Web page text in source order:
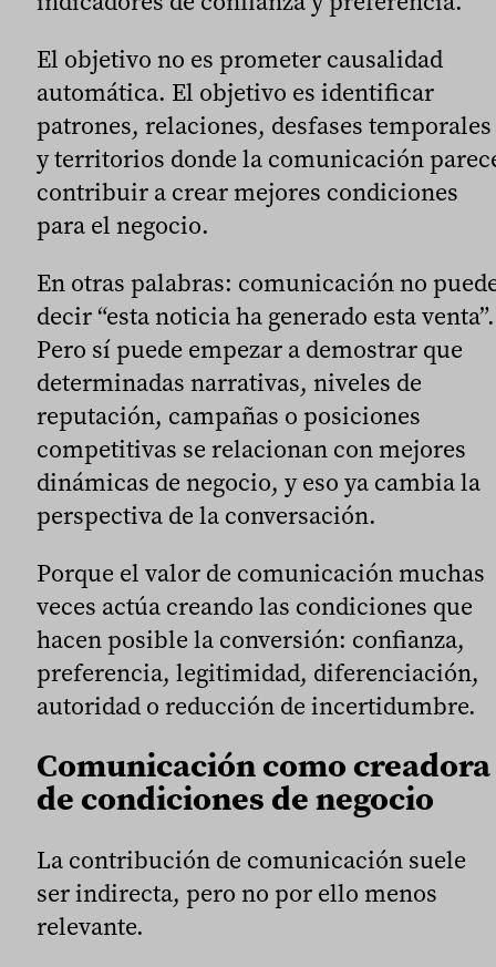
El objetivo no es prometer causalidad
automática. El objetivo es identificar
patrones, relaciones, desfases temporales
y territorios donde la comunicación
contribuir a crear mejores condiciones
para el negocio.
En otras palabras: comunicación no
decir “esta noticia ha generado esta venta”.
Pero sí puede empezar a demostrar que
determinadas narrativas, niveles de
reputación, campañas o posiciones
competitivas se relacionan con mejores
dinámicas de negocio, y eso ya cambia la
perspectiva de la conversación.
Porque el valor de comunicación muchas
veces actúa creando las condiciones que
hacen posible la conversión: confianza,
preferencia, legitimidad, diferenciación,
autoridad o reducción de incertidumbre.
Comunicación como creadora
de condiciones de negocio
La contribución de comunicación suele
ser indirecta, pero no por ello menos
relevante.